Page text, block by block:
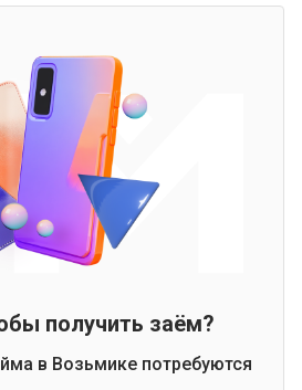
получить заём?
в Возьмике потребуются